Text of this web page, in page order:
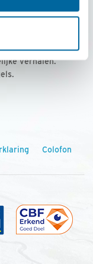
per jaar
met
verhalen.
Colofon